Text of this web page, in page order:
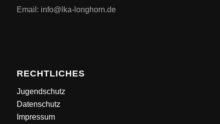
Email: info@lka-longhorn.de
RECHTLICHES
Jugendschutz
Datenschutz
Impressum